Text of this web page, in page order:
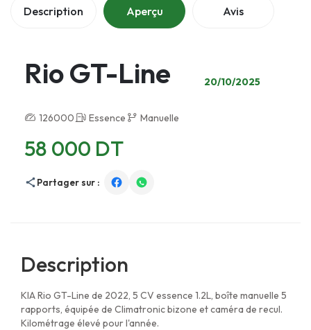
Description Aperçu Avis
Rio GT-Line 20/10/2025
126000 Essence Manuelle
58 000 DT
Partager sur :
Description
KIA Rio GT-Line de 2022, 5 CV essence 1.2L, boîte manuelle 5
rapports, équipée de Climatronic bizone et caméra de recul.
Kilométrage élevé pour l'année.